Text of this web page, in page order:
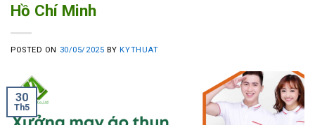
Hồ Chí Minh
POSTED ON 30/05/2025 BYKYTHUAT
30
Th5